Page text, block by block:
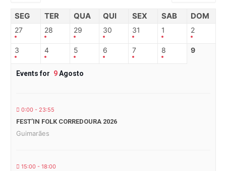
SEG TER QUA QUI SEX SAB DOM
27 28 29 30 31 1 2
3 4 5 6 7 8 9
Events for 9Agosto
0:00 - 23:55
FEST’IN FOLK CORREDOURA 2026
Guimarães
15:00 - 18:00